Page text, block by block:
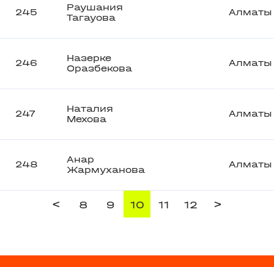
245
Раушания
Тагауова
Алматы
246
Назерке
Оразбекова
Алматы
247
Наталия
Мехова
Алматы
248
Анар
Жармуханова
Алматы
< 8 9 10 11 12 >